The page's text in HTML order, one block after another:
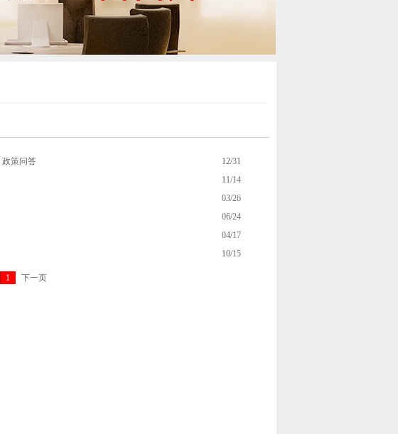
政策问答
12/31
11/14
03/26
06/24
04/17
10/15
1 下一页